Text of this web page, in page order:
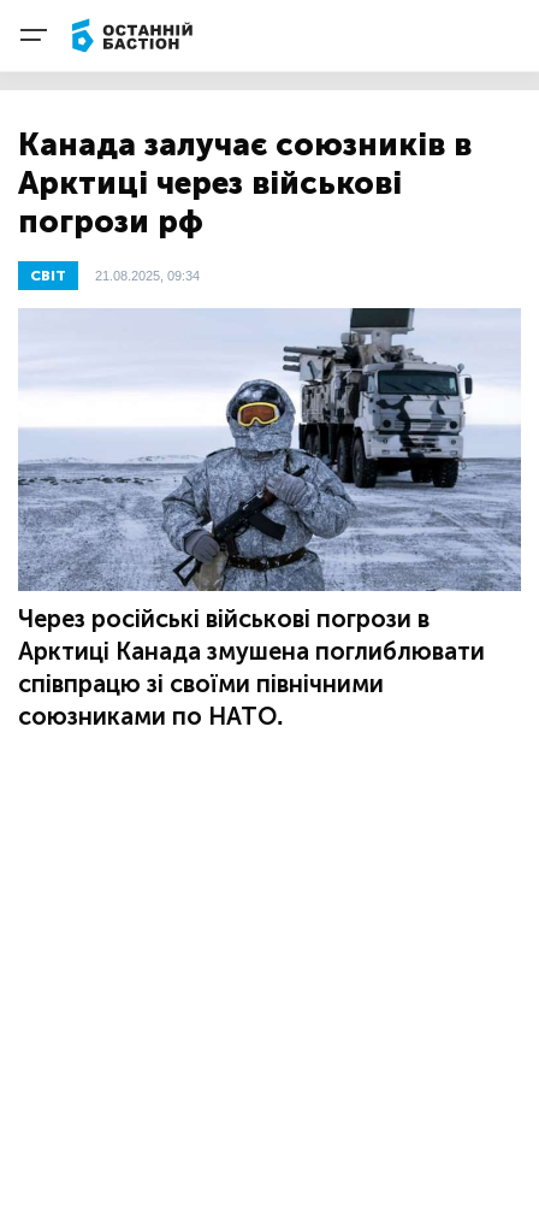
Канада залучає союзників в
Арктиці через військові
погрози рф
СВІТ 21.08.2025, 09:34
Через російські військові погрози в
Арктиці Канада змушена поглиблювати
співпрацю зі своїми північними
союзниками по НАТО.